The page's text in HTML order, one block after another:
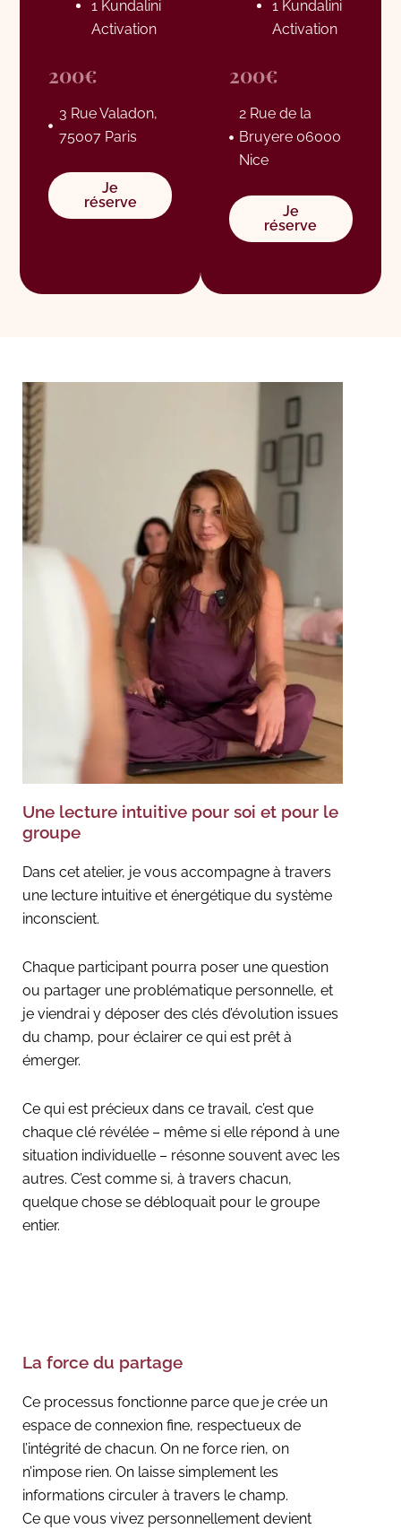
1 Kundalini
Activation
200€
3 Rue Valadon,
75007 Paris
Je
réserve
1 Kundalini
Activation
200€
2 Rue de la
Bruyere 06000
Nice
Je
réserve
Une lecture intuitive pour soi et pour le
groupe
Dans cet atelier, je vous accompagne à travers
une lecture intuitive et énergétique du système
inconscient.
Chaque participant pourra poser une question
ou partager une problématique personnelle, et
je viendrai y déposer des clés d’évolution issues
du champ, pour éclairer ce qui est prêt à
émerger.
Ce qui est précieux dans ce travail, c’est que
chaque clé révélée – même si elle répond à une
situation individuelle – résonne souvent avec les
autres. C’est comme si, à travers chacun,
quelque chose se débloquait pour le groupe
entier.
La force du partage
Ce processus fonctionne parce que je crée un
espace de connexion fine, respectueux de
l’intégrité de chacun. On ne force rien, on
n’impose rien. On laisse simplement les
informations circuler à travers le champ.
Ce que vous vivez personnellement devient